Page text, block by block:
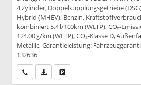
4 Zylinder, Doppelkupplungsgetriebe
Hybrid (MHEV), Benzin,
kombiniert 5,4 l/100km (WLTP), CO₂-
124.00 g/km (WLTP), CO₂-Klasse D,
Metallic, Garantieleistung:
132636
Wir rufen Sie anPDF-Datei, Fahrzeugexposé drucken